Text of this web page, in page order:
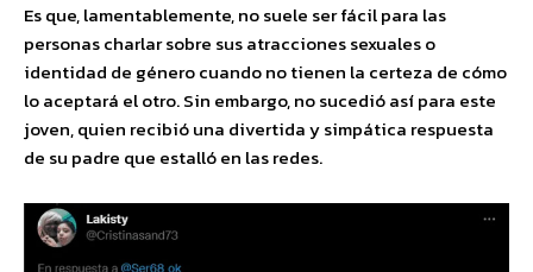
Es que, lamentablemente, no suele ser fácil para las
personas charlar sobre sus atracciones sexuales o
identidad de género cuando no tienen la certeza de cómo
lo aceptará el otro. Sin embargo, no sucedió así para este
joven, quien recibió una divertida y simpática respuesta
de su padre que estalló en las redes.